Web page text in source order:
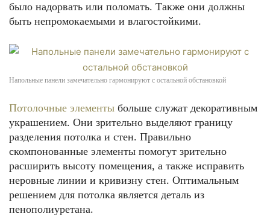
было надорвать или поломать. Также они должны
быть непромокаемыми и влагостойкими.
Напольные панели замечательно гармонируют с остальной обстановкой
Потолочные элементы больше служат декоративным
украшением. Они зрительно выделяют границу
разделения потолка и стен. Правильно
скомпонованные элементы помогут зрительно
расширить высоту помещения, а также исправить
неровные линии и кривизну стен. Оптимальным
решением для потолка является деталь из
пенополиуретана.